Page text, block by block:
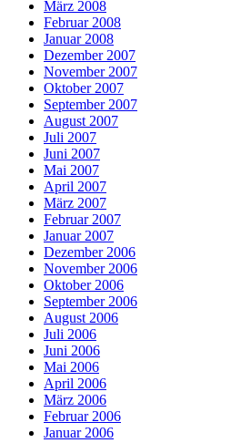
März 2008
Februar 2008
Januar 2008
Dezember 2007
November 2007
Oktober 2007
September 2007
August 2007
Juli 2007
Juni 2007
Mai 2007
April 2007
März 2007
Februar 2007
Januar 2007
Dezember 2006
November 2006
Oktober 2006
September 2006
August 2006
Juli 2006
Juni 2006
Mai 2006
April 2006
März 2006
Februar 2006
Januar 2006